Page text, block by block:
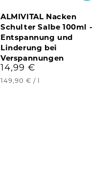
ALMIVITAL Nacken
Schulter Salbe 100ml -
Entspannung und
Linderung bei
Verspannungen
Regulärer
Preis
14,99 €
Stückpreis
149,90 € / pro
l